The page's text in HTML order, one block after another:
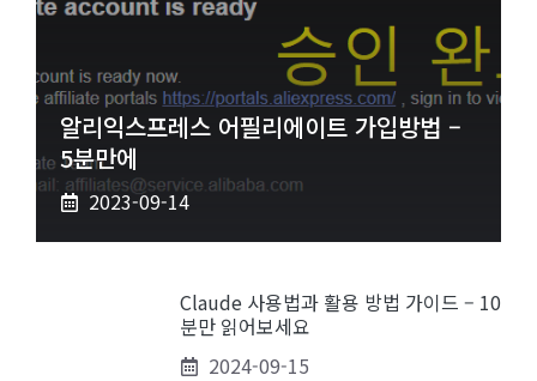
알리익스프레스 어필리에이트 가입방법 –
5분만에
2023-09-14
Claude 사용법과 활용 방법 가이드 – 10
분만 읽어보세요
2024-09-15